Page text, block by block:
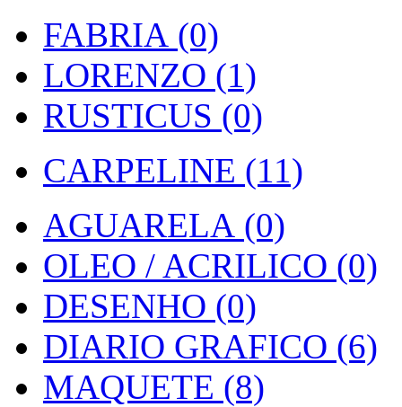
FABRIA (0)
LORENZO (1)
RUSTICUS (0)
CARPELINE (11)
AGUARELA (0)
OLEO / ACRILICO (0)
DESENHO (0)
DIARIO GRAFICO (6)
MAQUETE (8)